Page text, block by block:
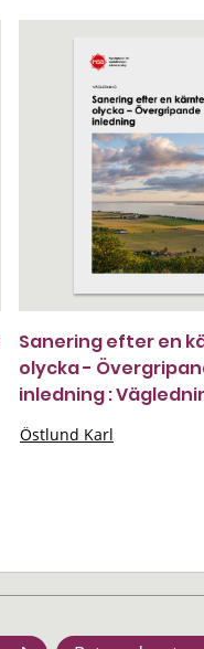
Sanering efter en
olycka -
inledning :
Östlund Karl